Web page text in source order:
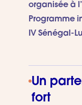
organisée à
Programme
IV Sénégal-
Un
fort